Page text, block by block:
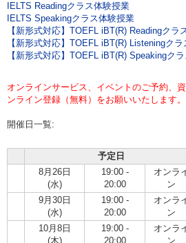
IELTS Readingクラス体験授業
IELTS Speakingクラス体験授業
【新形式対応】TOEFL iBT(R) Readingクラ
【新形式対応】TOEFL iBT(R) Listeningク
【新形式対応】TOEFL iBT(R) Speakingク
オンラインサービス、イベントのご予約、
ンライン登録（無料）をお願いいたします。
開催日一覧:
予定日
8月26日
(水)
19:00 -
20:00
オンラ
ン
9月30日
(水)
19:00 -
20:00
オンラ
ン
10月8日
(木)
19:00 -
20:00
オンラ
ン